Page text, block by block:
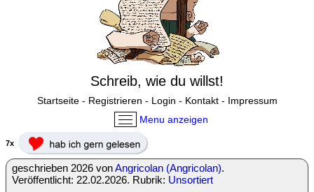
Schreib, wie du willst!
Startseite- Registrieren - Login - Kontakt- Impressum
Menu anzeigen
7x
geschrieben 2026 vonAngricolan (Angricolan).
Veröffentlicht: 22.02.2026. Rubrik: Unsortiert